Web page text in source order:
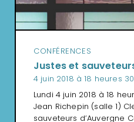
CONFÉRENCES
Justes et
4 juin 2018 à 18 heures 30
Lundi 4 juin 2018 à 18
Jean Richepin (salle 1)
sauveteurs d’Auvergne